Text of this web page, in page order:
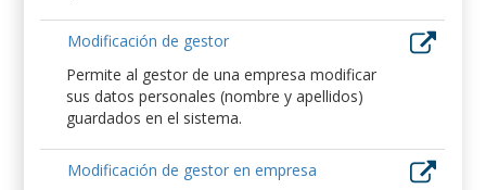
Modificación de gestor
Permite al gestor de una empresa modificar
sus datos personales (nombre y apellidos)
guardados en el sistema.
Modificación de gestor en empresa